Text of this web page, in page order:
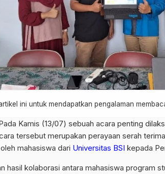
ini untuk mendapatkan pengalaman
Kamis (13/07) sebuah acara penting
tersebut merupakan perayaan serah
mahasiswa dari Universitas BSI kepada
hasil kolaborasi antara mahasiswa program